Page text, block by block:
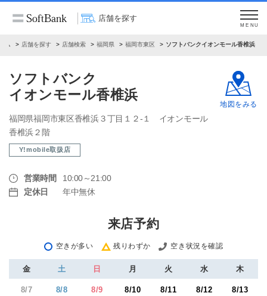
店舗を探す
MENU
ム 店舗を探す 店舗検索 福岡県 福岡市東区 ソフトバンクイオンモール香椎浜
ソフトバンク
イオンモール香椎浜
福岡県福岡市東区香椎浜３丁目１２‐１ イオンモール
香椎浜２階
Y!mobile取扱店
営業時間
10:00～21:00
定休日
年中無休
地図をみる
来店予約
空きが多い 残りわずか 空き状況を確認
金 土 日 月 火 水 木
8/7 8/8 8/9 8/10 8/11 8/12 8/13